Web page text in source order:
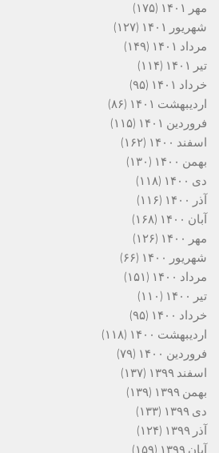
مهر ۱۴۰۱
(۱۷۵)
شهریور ۱۴۰۱
(۱۲۷)
مرداد ۱۴۰۱
(۱۴۹)
تیر ۱۴۰۱
(۱۱۴)
خرداد ۱۴۰۱
(۹۵)
اردیبهشت ۱۴۰۱
(۸۶)
فروردین ۱۴۰۱
(۱۱۵)
اسفند ۱۴۰۰
(۱۶۲)
بهمن ۱۴۰۰
(۱۳۰)
دی ۱۴۰۰
(۱۱۸)
آذر ۱۴۰۰
(۱۱۶)
آبان ۱۴۰۰
(۱۶۸)
مهر ۱۴۰۰
(۱۲۶)
شهریور ۱۴۰۰
(۶۶)
مرداد ۱۴۰۰
(۱۵۱)
تیر ۱۴۰۰
(۱۱۰)
خرداد ۱۴۰۰
(۹۵)
اردیبهشت ۱۴۰۰
(۱۱۸)
فروردین ۱۴۰۰
(۷۹)
اسفند ۱۳۹۹
(۱۳۷)
بهمن ۱۳۹۹
(۱۳۹)
دی ۱۳۹۹
(۱۳۳)
آذر ۱۳۹۹
(۱۲۴)
آبان ۱۳۹۹
(۱۵۹)